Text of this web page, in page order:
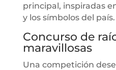
principal, inspiradas
y los símbolos del país.
Concurso de
maravillosas
Una competición